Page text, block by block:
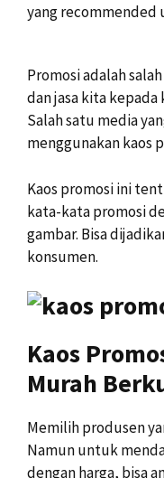
yang
Promosi adalah
dan jasa kita
Salah satu media
menggunakan kaos
Kaos promosi ini
kata-kata promosi
gambar. Bisa
konsumen.
Kaos
Murah
Memilih produsen
Namun untuk
dengan harga, bisa